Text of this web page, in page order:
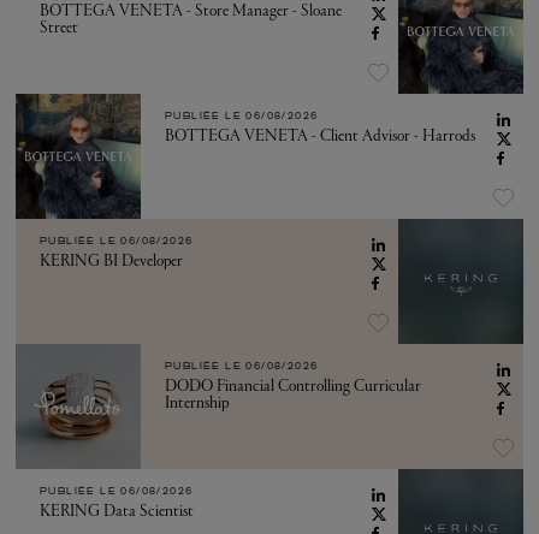
BOTTEGA VENETA - Store Manager - Sloane
Street
PUBLIÉE LE 06/08/2026
BOTTEGA VENETA - Client Advisor - Harrods
PUBLIÉE LE 06/08/2026
KERING BI Developer
PUBLIÉE LE 06/08/2026
DODO Financial Controlling Curricular
Internship
PUBLIÉE LE 06/08/2026
KERING Data Scientist